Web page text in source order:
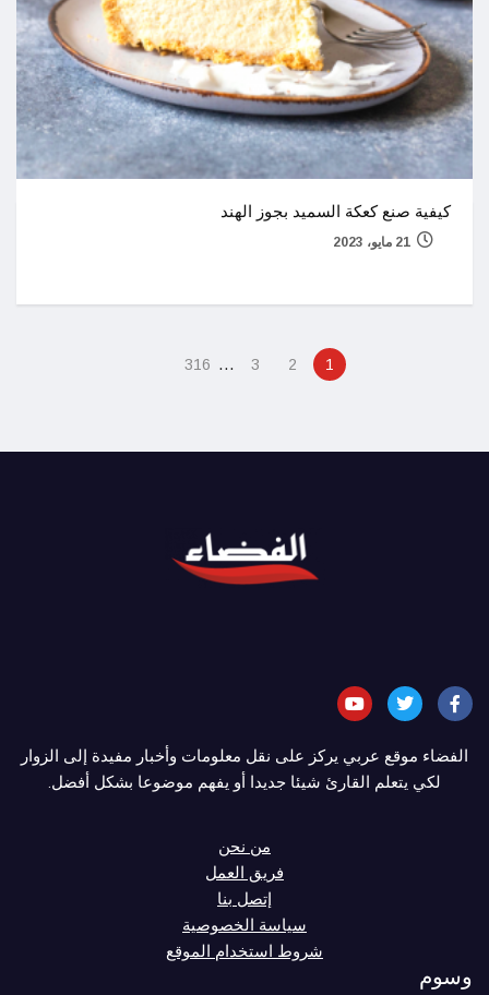
كيفية صنع كعكة السميد بجوز الهند
21 مايو، 2023
1
2
3
…
316
الفضاء موقع عربي يركز على نقل معلومات وأخبار مفيدة إلى الزوار
لكي يتعلم القارئ شيئا جديدا أو يفهم موضوعا بشكل أفضل.
من نحن
فريق العمل
إتصل بنا
سياسة الخصوصية
شروط استخدام الموقع
وسوم